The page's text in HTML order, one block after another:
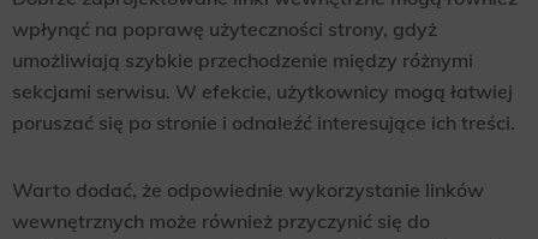
wpłynąć na poprawę użyteczności strony, gdyż
umożliwiają szybkie przechodzenie między różnymi
sekcjami serwisu. W efekcie, użytkownicy mogą łatwiej
poruszać się po stronie i odnaleźć interesujące ich treści.
Warto dodać, że odpowiednie wykorzystanie linków
wewnętrznych może również przyczynić się do